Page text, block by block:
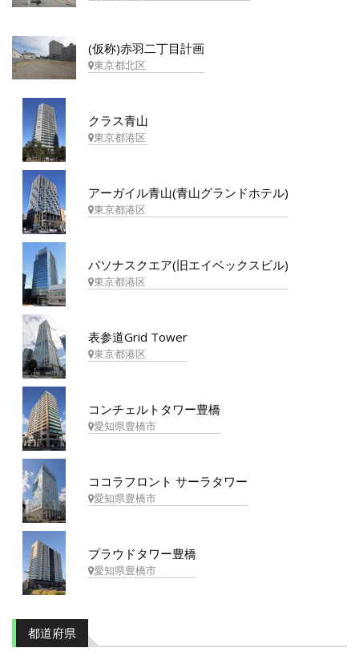
(仮称)赤羽二丁目計画
東京都北区
クラス青山
東京都港区
アーガイル青山(青山グランドホテル)
東京都港区
パソナスクエア(旧エイベックスビル)
東京都港区
表参道Grid Tower
東京都港区
コンチェルトタワー豊橋
愛知県豊橋市
ココラフロント サーラタワー
愛知県豊橋市
プラウドタワー豊橋
愛知県豊橋市
都道府県